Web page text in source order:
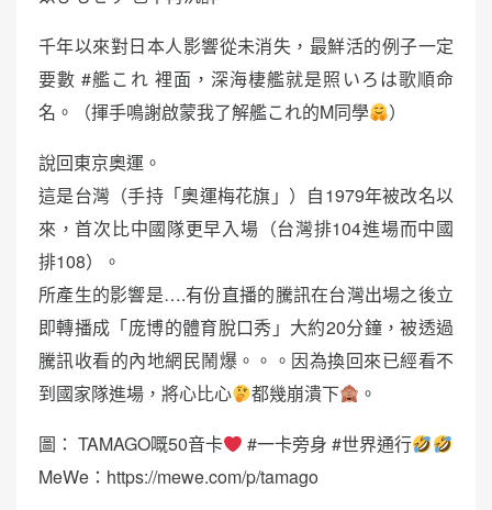
千年以來對日本人影響從未消失，最鮮活的例子一定
要數 #艦これ 裡面，深海棲艦就是照いろは歌順命
名。（揮手鳴謝啟蒙我了解艦これ的M同學
）
說回東京奧運。
這是台灣（手持「奧運梅花旗」）自1979年被改名以
來，首次比中國隊更早入場（台灣排104進場而中國
排108）。
所產生的影響是….有份直播的騰訊在台灣出場之後立
即轉播成「庞博的體育脫口秀」大約20分鐘，被透過
騰訊收看的內地網民鬧爆。。。因為換回來已經看不
到國家隊進場，將心比心
都幾崩潰下
。
圖： TAMAGO嘅50音卡
#一卡旁身 #世界通行
MeWe：https://mewe.com/p/tamago